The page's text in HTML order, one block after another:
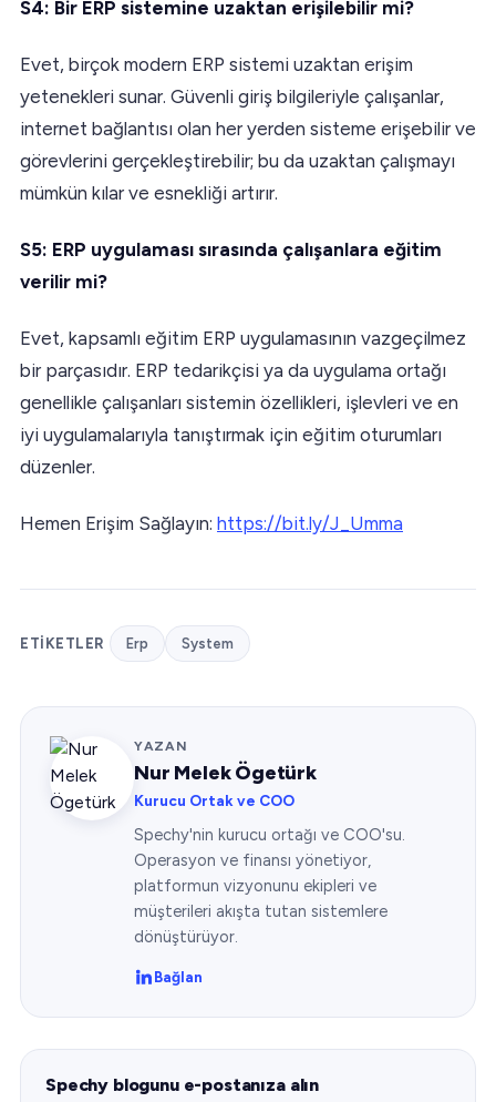
S4: Bir ERP sistemine uzaktan erişilebilir mi?
Evet, birçok modern ERP sistemi uzaktan erişim
yetenekleri sunar. Güvenli giriş bilgileriyle çalışanlar,
internet bağlantısı olan her yerden sisteme erişebilir ve
görevlerini gerçekleştirebilir; bu da uzaktan çalışmayı
mümkün kılar ve esnekliği artırır.
S5: ERP uygulaması sırasında çalışanlara eğitim
verilir mi?
Evet, kapsamlı eğitim ERP uygulamasının vazgeçilmez
bir parçasıdır. ERP tedarikçisi ya da uygulama ortağı
genellikle çalışanları sistemin özellikleri, işlevleri ve en
iyi uygulamalarıyla tanıştırmak için eğitim oturumları
düzenler.
Hemen Erişim Sağlayın: https://bit.ly/J_Umma
ETIKETLER Erp System
YAZAN
Nur Melek Ögetürk
Kurucu Ortak ve COO
Spechy'nin kurucu ortağı ve COO'su.
Operasyon ve finansı yönetiyor,
platformun vizyonunu ekipleri ve
müşterileri akışta tutan sistemlere
dönüştürüyor.
Bağlan
Spechy blogunu e-postanıza alın